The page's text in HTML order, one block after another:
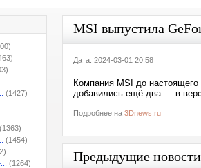
(1427)
(1363)
(1454)
(1264)
MSI выпустила
Дата: 2024-03-01 20:58
Компания MSI до
добавились ещё два — в
Подробнее на 3Dnews.ru
Предыдущие новости